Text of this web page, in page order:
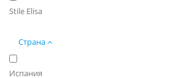
Stile Elisa
Страна
Испания